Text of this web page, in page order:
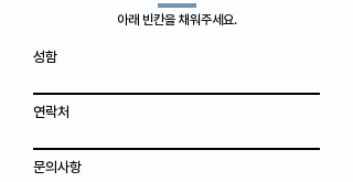
아래 빈칸을 채워주세요.
성함
연락처
문의사항